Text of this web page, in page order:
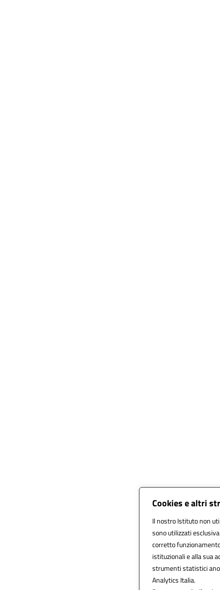
Cookies e altri
Il nostro Istituto non
sono utilizzati
corretto
istituzionali e alla sua
strumenti statistici
Analytics Italia.